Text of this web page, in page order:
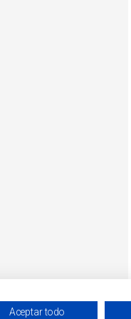
Aceptar todo